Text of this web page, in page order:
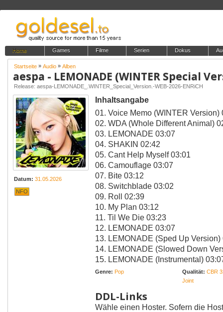
Home Games Filme Serien Dokus
Startseite » Audio » Alben
aespa - LEMONADE (WINTER Special
Release: aespa-LEMONADE_.WINTER_Special_Version.-WEB-2026-ENRiCH
Datum: 31.05.2026
NFO
Inhaltsangabe
01. Voice Memo (WINTER Version)
02. WDA (Whole Different Animal)
03. LEMONADE 03:07
04. SHAKIN 02:42
05. Cant Help Myself 03:01
06. Camouflage 03:07
07. Bite 03:12
08. Switchblade 03:02
09. Roll 02:39
10. My Plan 03:12
11. Til We Die 03:23
12. LEMONADE 03:07
13. LEMONADE (Sped Up Version)
14. LEMONADE (Slowed Down
15. LEMONADE (Instrumental)
Genre: Pop Qualität: CBR
Joint
DDL-Links
Wähle einen Hoster. Sofern die